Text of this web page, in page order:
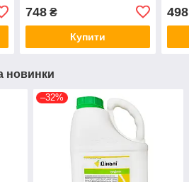
748₴
Купити
498
новинки
–32%